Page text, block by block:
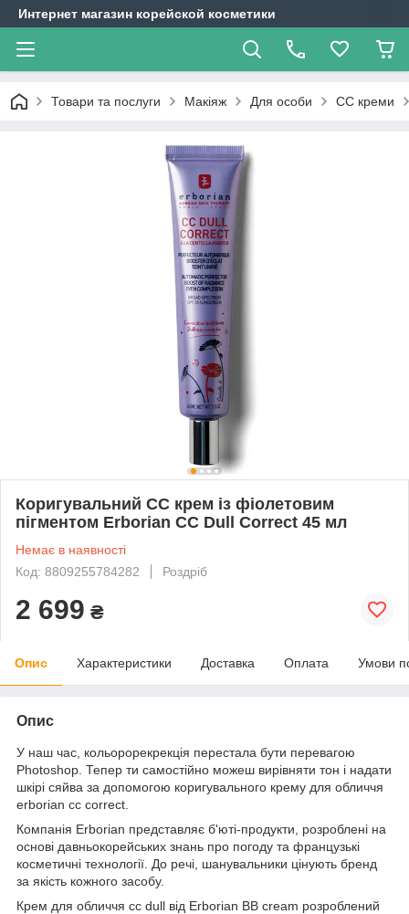
Интернет магазин корейской косметики
Товари та послуги Макіяж Для особи СС креми
Коригувальний СС крем із фіолетовим
пігментом Erborian CC Dull Correct 45 мл
Немає в наявності
Код: 8809255784282
Роздріб
2 699 ₴
Опис Характеристики Доставка Оплата Умови
Опис
У наш час, кольорорекрекція перестала бути перевагою
Photoshop. Тепер ти самостійно можеш вирівняти тон і надати
шкірі сяйва за допомогою коригувального крему для обличчя
erborian cc correct.
Компанія Erborian представляє б'юті-продукти, розроблені на
основі давньокорейських знань про погоду та французькі
косметичні технології. До речі, шанувальники цінують бренд
за якість кожного засобу.
Крем для обличчя cc dull від Erborian BB cream розроблений